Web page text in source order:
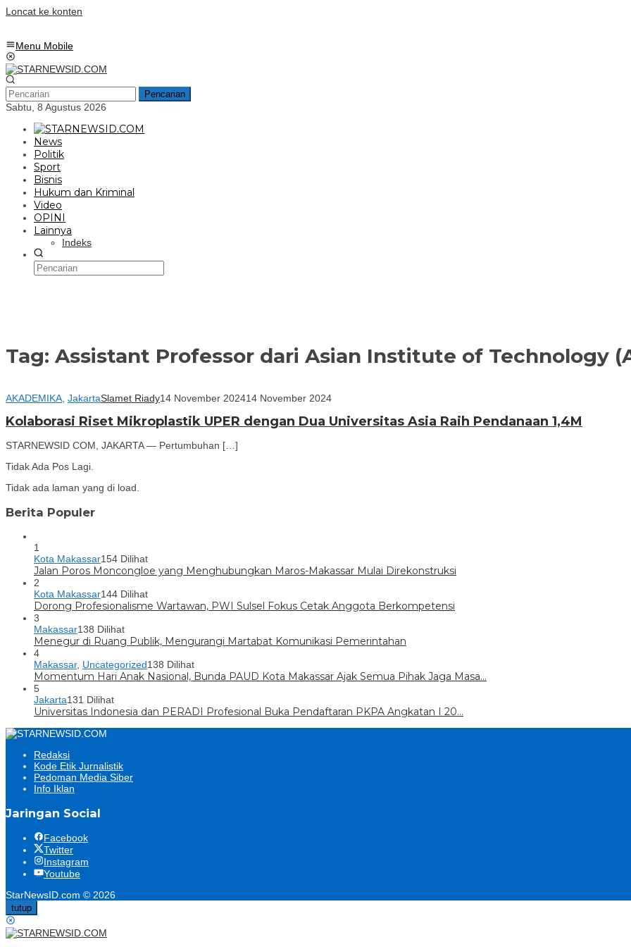
Loncat ke konten
Menu Mobile
Pencarian
Sabtu, 8 Agustus 2026
News
Politik
Sport
Bisnis
Hukum dan Kriminal
Video
OPINI
Lainnya
Indeks
Tag: Assistant Professor dari Asian Institute of Technology
AKADEMIKA JakartaSlamet Riady14 November 202414 November 2024
Kolaborasi Riset Mikroplastik UPER dengan Dua Universitas Asia Raih Pendanaan 1,4M
STARNEWSID COM, JAKARTA — Pertumbuhan […]
Tidak Ada Pos Lagi.
Tidak ada laman yang di load.
Berita Populer
1
Kota Makassar154 Dilihat
Jalan Poros Moncongloe yang Menghubungkan Maros-Makassar Mulai Direkonstruksi
2
Kota Makassar144 Dilihat
Dorong Profesionalisme Wartawan, PWI Sulsel Fokus Cetak Anggota Berkompetensi
3
Makassar138 Dilihat
Menegur di Ruang Publik, Mengurangi Martabat Komunikasi Pemerintahan
4
Makassar, Uncategorized138 Dilihat
Momentum Hari Anak Nasional, Bunda PAUD Kota Makassar Ajak Semua Pihak Jaga Masa…
5
Jakarta131 Dilihat
Universitas Indonesia dan PERADI Profesional Buka Pendaftaran PKPA Angkatan I 20…
Redaksi
Kode Etik Jurnalistik
Pedoman Media Siber
Info Iklan
Jaringan Social
Facebook
Twitter
Instagram
Youtube
StarNewsID.com © 2026
tutup